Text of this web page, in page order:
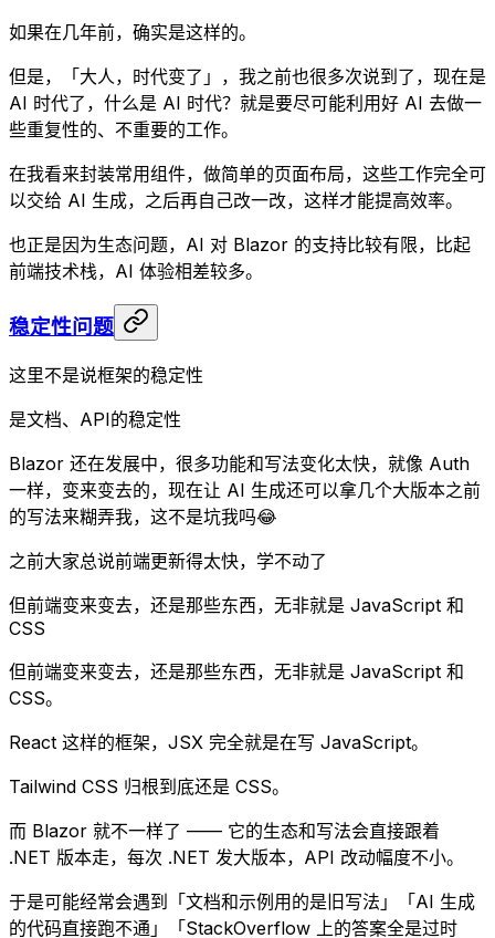
如果在几年前，确实是这样的。
但是，「大人，时代变了」，我之前也很多次说到了，现在是
AI 时代了，什么是 AI 时代？就是要尽可能利用好 AI 去做一
些重复性的、不重要的工作。
在我看来封装常用组件，做简单的页面布局，这些工作完全可
以交给 AI 生成，之后再自己改一改，这样才能提高效率。
也正是因为生态问题，AI 对 Blazor 的支持比较有限，比起
前端技术栈，AI 体验相差较多。
稳定性问题
这里不是说框架的稳定性
是文档、API的稳定性
Blazor 还在发展中，很多功能和写法变化太快，就像 Auth
一样，变来变去的，现在让 AI 生成还可以拿几个大版本之前
的写法来糊弄我，这不是坑我吗😂
之前大家总说前端更新得太快，学不动了
但前端变来变去，还是那些东西，无非就是 JavaScript 和
CSS
但前端变来变去，还是那些东西，无非就是 JavaScript 和
CSS。
React 这样的框架，JSX 完全就是在写 JavaScript。
Tailwind CSS 归根到底还是 CSS。
而 Blazor 就不一样了 —— 它的生态和写法会直接跟着
.NET 版本走，每次 .NET 发大版本，API 改动幅度不小。
于是可能经常会遇到「文档和示例用的是旧写法」「AI 生成
的代码直接跑不通」「StackOverflow 上的答案全是过时